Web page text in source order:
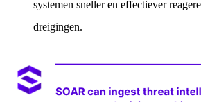
systemen sneller en effectiever
dreigingen.